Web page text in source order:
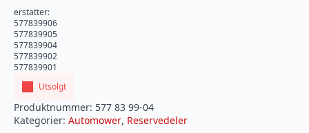
erstatter:
577839906
577839905
577839904
577839902
577839901
Utsolgt
Produktnummer: 577 83 99-04
Kategorier: Automower, Reservedeler